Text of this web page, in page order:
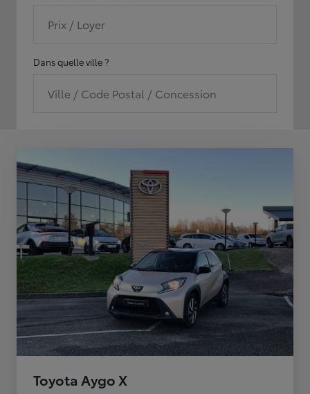
Prix / Loyer
Dans quelle ville ?
Ville / Code Postal / Concession
Toyota Aygo X